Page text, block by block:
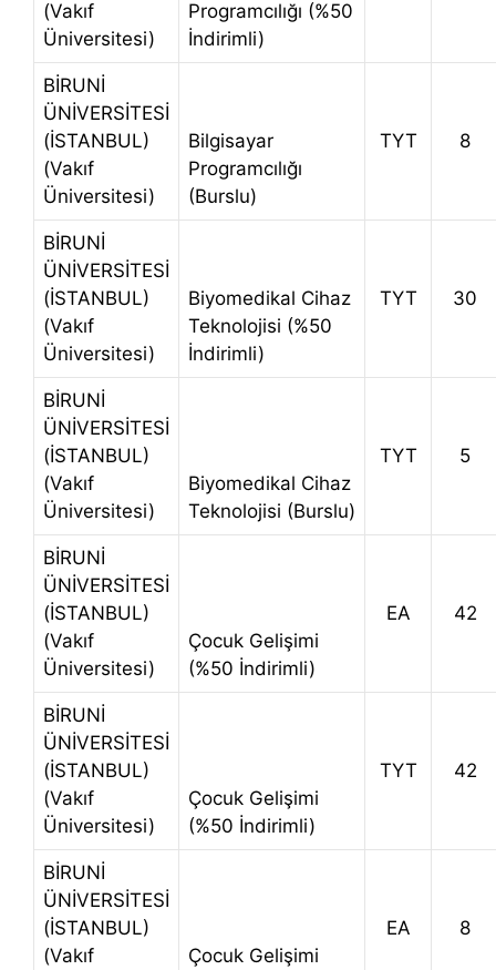
(Vakıf
Üniversitesi)
Programcılığı (%50
İndirimli)
BİRUNİ
ÜNİVERSİTESİ
(İSTANBUL)
(Vakıf
Üniversitesi)
Bilgisayar
Programcılığı
(Burslu)
TYT 8
BİRUNİ
ÜNİVERSİTESİ
(İSTANBUL)
(Vakıf
Üniversitesi)
Biyomedikal Cihaz
Teknolojisi (%50
İndirimli)
TYT 30
BİRUNİ
ÜNİVERSİTESİ
(İSTANBUL)
(Vakıf
Üniversitesi)
Biyomedikal Cihaz
Teknolojisi (Burslu)
TYT 5
BİRUNİ
ÜNİVERSİTESİ
(İSTANBUL)
(Vakıf
Üniversitesi)
Çocuk Gelişimi
(%50 İndirimli)
EA 42
BİRUNİ
ÜNİVERSİTESİ
(İSTANBUL)
(Vakıf
Üniversitesi)
Çocuk Gelişimi
(%50 İndirimli)
TYT 42
BİRUNİ
ÜNİVERSİTESİ
(İSTANBUL)
(Vakıf
Çocuk Gelişimi
EA 8